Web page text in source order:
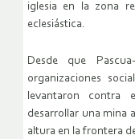
iglesia en la zona
eclesiástica.
Desde que
organizaciones
levantaron contra
desarrollar una mina
altura en la frontera